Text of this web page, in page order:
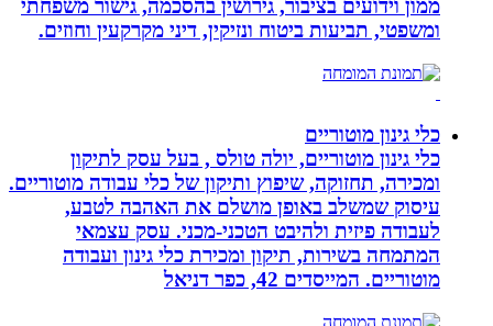
ממון וידועים בציבור, גירושין בהסכמה, גישור משפחתי
ומשפטי, תביעות ביטוח ונזיקין, דיני מקרקעין וחוזים.
כלי גינון מוטוריים
כלי גינון מוטוריים, יולה טולס , בעל עסק לתיקון
ומכירה, תחזוקה, שיפוץ ותיקון של כלי עבודה מוטוריים.
עיסוק שמשלב באופן מושלם את האהבה לטבע,
לעבודה פיזית ולהיבט הטכני-מכני. עסק עצמאי
המתמחה בשירות, תיקון ומכירת כלי גינון ועבודה
מוטוריים. המייסדים 42, כפר דניאל